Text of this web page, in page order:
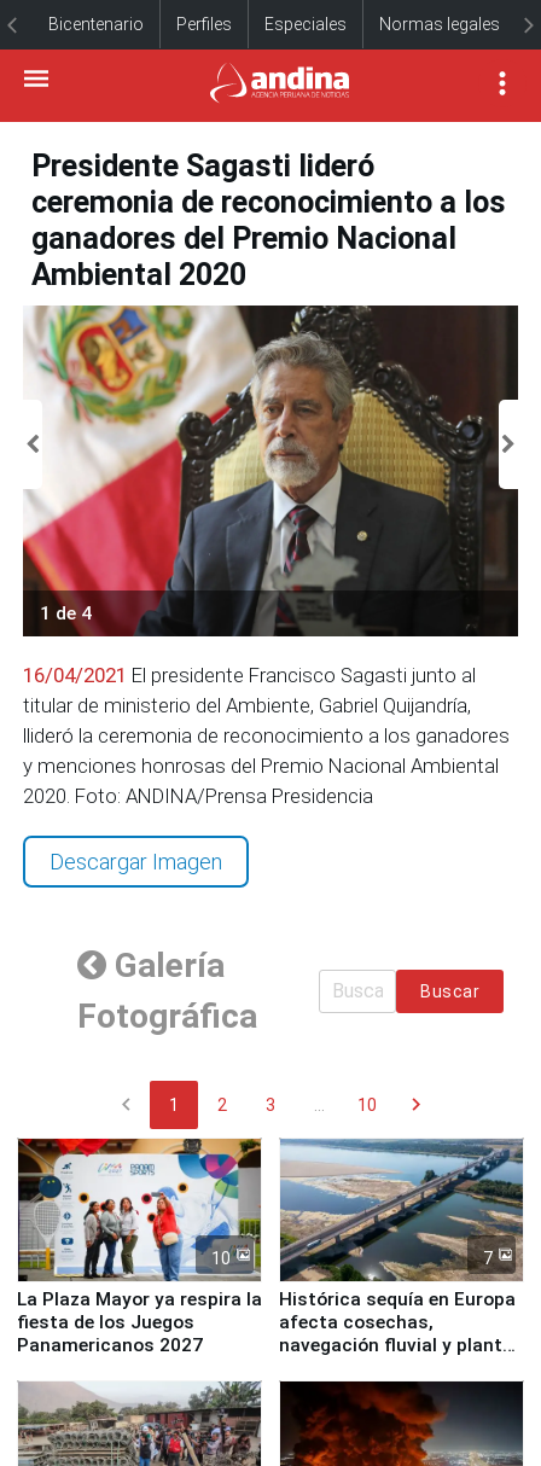
Bicentenario Perfiles Especiales Normas legales
Presidente Sagasti lideró
ceremonia de reconocimiento a los
ganadores del Premio Nacional
Ambiental 2020
1 de 4
16/04/2021 El presidente Francisco Sagasti junto al
titular de ministerio del Ambiente, Gabriel Quijandría,
llideró la ceremonia de reconocimiento a los ganadores
y menciones honrosas del Premio Nacional Ambiental
2020. Foto: ANDINA/Prensa Presidencia
Descargar Imagen
Galería
Fotográfica
Buscar
chevron_left 1 2 3 10 chevron_right
10
La Plaza Mayor ya respira la
fiesta de los Juegos
Panamericanos 2027
7
Histórica sequía en Europa
afecta cosechas,
navegación fluvial y plantas